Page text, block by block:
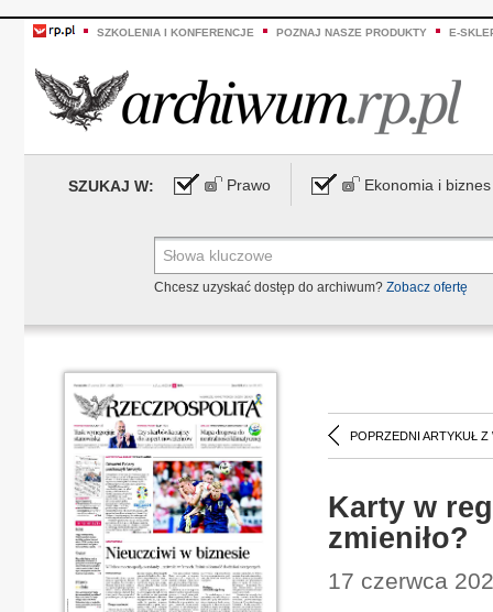
SZKOLENIA I KONFERENCJE POZNAJ NASZE PRODUKTY E-
SZUKAJ W: Prawo Ekonomia i biznes
Chcesz uzyskać dostęp do archiwum? Zobacz ofertę
POPRZEDNI ARTYKUŁ Z
Karty w
zmieniło?
17 czerwca